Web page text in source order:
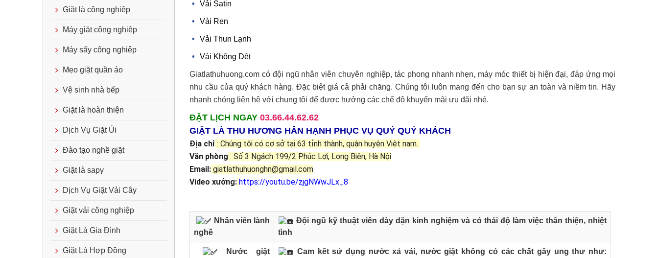
Vải Satin
Vải Ren
Vải Thun Lạnh
Vải Không Dệt
Giatlathuhuong.com có đội ngũ nhân viên chuyên nghiệp, tác phong nhanh nhẹn, máy móc thiết bị hiện đại, đáp ứng mọi
nhu cầu của quý khách hàng. Đặc biệt giá cả phải chăng. Chúng tôi luôn mang đến cho bạn sự an toàn và niềm tin. Hãy
nhanh chóng liên hệ với chung tôi để được hưởng các chế độ khuyến mãi ưu đãi nhé.
ĐẶT LỊCH NGAY 03.66.44.62.62
GIẶT LÀ THU HƯƠNG HÂN HẠNH PHỤC VỤ QUÝ QUÝ KHÁCH
Địa chỉ : Chúng tôi có cơ sở tại 63 tỉnh thành, quận huyện Việt nam.
Văn phòng : Số 3 Ngách 199/2 Phúc Lợi, Long Biên, Hà Nội
Email: giatlathuhuonghn@gmail.com
Video xưởng: https://youtu.be/zjgNWwJLx_8
Nhân viên lành
nghề
Đội ngũ kỹ thuật viên dày dặn kinh nghiệm và có thái độ làm việc thân thiện, nhiệt
tình
Nước giặt
Cam kết sử dụng nước xả vải, nước giặt không có các chất gây ung thư như:
Giặt là công nghiệp
Máy giặt công nghiệp
Máy sấy công nghiệp
Mẹo giặt quần áo
Vệ sinh nhà bếp
Giặt là hoàn thiện
Dịch Vụ Giặt Ủi
Đào tạo nghề giặt
Giặt là sapy
Dịch Vụ Giặt Vải Cây
Giặt vải công nghiệp
Giặt Là Gia Đình
Giặt Là Hợp Đồng